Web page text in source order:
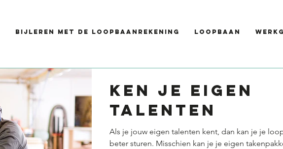
Bijleren met de loopbaanrekening Loopbaan
KEN JE EIGEN
TALENTEN
Als je jouw eigen talenten kent, dan kan je je
beter sturen. Misschien kan je je eigen